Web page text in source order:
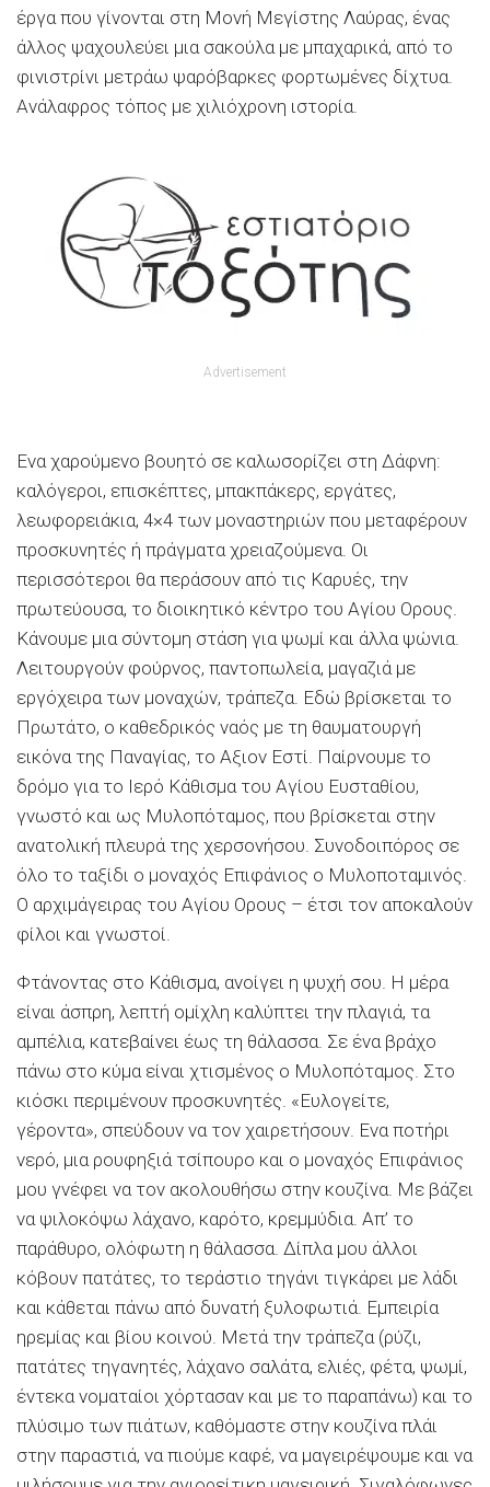
έργα που γίνονται στη Μονή Μεγίστης Λαύρας, ένας
άλλος ψαχουλεύει μια σακούλα με μπαχαρικά, από το
φινιστρίνι μετράω ψαρόβαρκες φορτωμένες δίχτυα.
Ανάλαφρος τόπος με χιλιόχρονη ιστορία.
Advertisement
Ενα χαρούμενο βουητό σε καλωσορίζει στη Δάφνη:
καλόγεροι, επισκέπτες, μπακπάκερς, εργάτες,
λεωφορειάκια, 4×4 των μοναστηριών που μεταφέρουν
προσκυνητές ή πράγματα χρειαζούμενα. Οι
περισσότεροι θα περάσουν από τις Καρυές, την
πρωτεύουσα, το διοικητικό κέντρο του Αγίου Ορους.
Κάνουμε μια σύντομη στάση για ψωμί και άλλα ψώνια.
Λειτουργούν φούρνος, παντοπωλεία, μαγαζιά με
εργόχειρα των μοναχών, τράπεζα. Εδώ βρίσκεται το
Πρωτάτο, ο καθεδρικός ναός με τη θαυματουργή
εικόνα της Παναγίας, το Αξιον Εστί. Παίρνουμε το
δρόμο για το Ιερό Κάθισμα του Αγίου Ευσταθίου,
γνωστό και ως Μυλοπόταμος, που βρίσκεται στην
ανατολική πλευρά της χερσονήσου. Συνοδοιπόρος σε
όλο το ταξίδι ο μοναχός Επιφάνιος ο Μυλοποταμινός.
Ο αρχιμάγειρας του Αγίου Ορους – έτσι τον αποκαλούν
φίλοι και γνωστοί.
Φτάνοντας στο Κάθισμα, ανοίγει η ψυχή σου. Η μέρα
είναι άσπρη, λεπτή ομίχλη καλύπτει την πλαγιά, τα
αμπέλια, κατεβαίνει έως τη θάλασσα. Σε ένα βράχο
πάνω στο κύμα είναι χτισμένος ο Μυλοπόταμος. Στο
κιόσκι περιμένουν προσκυνητές. «Ευλογείτε,
γέροντα», σπεύδουν να τον χαιρετήσουν. Ενα ποτήρι
νερό, μια ρουφηξιά τσίπουρο και ο μοναχός Επιφάνιος
μου γνέφει να τον ακολουθήσω στην κουζίνα. Με βάζει
να ψιλοκόψω λάχανο, καρότο, κρεμμύδια. Απ’ το
παράθυρο, ολόφωτη η θάλασσα. ∆ίπλα μου άλλοι
κόβουν πατάτες, το τεράστιο τηγάνι τιγκάρει με λάδι
και κάθεται πάνω από δυνατή ξυλοφωτιά. Εμπειρία
ηρεμίας και βίου κοινού. Μετά την τράπεζα (ρύζι,
πατάτες τηγανητές, λάχανο σαλάτα, ελιές, φέτα, ψωμί,
έντεκα νοματαίοι χόρτασαν και με το παραπάνω) και το
πλύσιμο των πιάτων, καθόμαστε στην κουζίνα πλάι
στην παραστιά, να πιούμε καφέ, να μαγειρέψουμε και να